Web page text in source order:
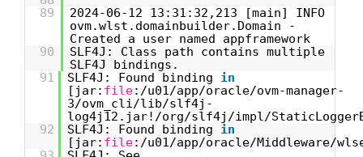
89
2024-06-12 13:31:32,213 [main] INFO
ovm.wlst.domainbuilder.Domain -
Created a user named appframework
90
SLF4J: Class path contains multiple
SLF4J bindings.
91
SLF4J: Found binding in
[jar: file:/u01/app/oracle/ovm-manager-
3/ovm_cli/lib/slf4j-
log4j12.jar!/org/slf4j/impl/
92
SLF4J: Found binding in
[jar: file:/u01/app/oracle/Middleware/